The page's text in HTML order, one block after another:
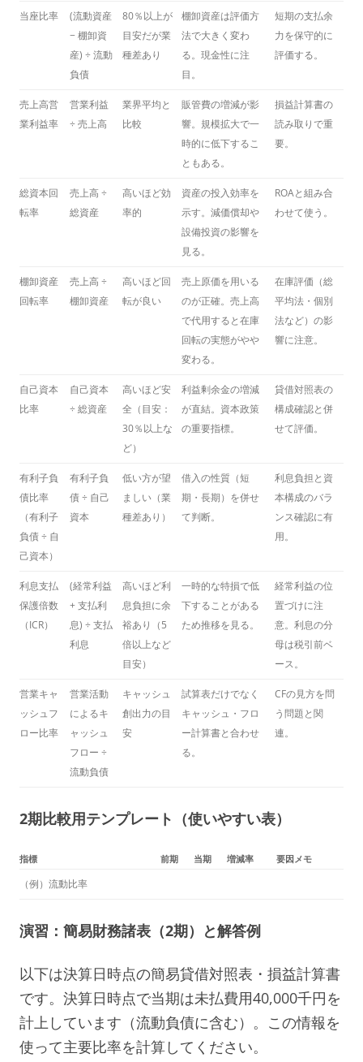
当座比率
(流動資産
− 棚卸資
産) ÷ 流動
負債
80％以上が
目安だが業
種差あり
棚卸資産は評価方
法で大きく変わ
る。現金性に注
目。
短期の支払余
力を保守的に
評価する。
売上高営
業利益率
営業利益
÷ 売上高
業界平均と
比較
販管費の増減が影
響。規模拡大で一
時的に低下するこ
ともある。
損益計算書の
読み取りで重
要。
総資本回
転率
売上高 ÷
総資産
高いほど効
率的
資産の投入効率を
示す。減価償却や
設備投資の影響を
見る。
ROAと組み合
わせて使う。
棚卸資産
回転率
売上高 ÷
棚卸資産
高いほど回
転が良い
売上原価を用いる
のが正確。売上高
で代用すると在庫
回転の実態がやや
変わる。
在庫評価（総
平均法・個別
法など）の影
響に注意。
自己資本
比率
自己資本
÷ 総資産
高いほど安
全（目安：
30％以上な
ど）
利益剰余金の増減
が直結。資本政策
の重要指標。
貸借対照表の
構成確認と併
せて評価。
有利子負
債比率
（有利子
負債 ÷ 自
己資本）
有利子負
債 ÷ 自己
資本
低い方が望
ましい（業
種差あり）
借入の性質（短
期・長期）を併せ
て判断。
利息負担と資
本構成のバラ
ンス確認に有
用。
利息支払
保護倍数
（ICR）
(経常利益
+ 支払利
息) ÷ 支払
利息
高いほど利
息負担に余
裕あり（5
倍以上など
目安）
一時的な特損で低
下することがある
ため推移を見る。
経常利益の位
置づけに注
意。利息の分
母は税引前ベ
ース。
営業キャ
ッシュフ
ロー比率
営業活動
によるキ
ャッシュ
フロー ÷
流動負債
キャッシュ
創出力の目
安
試算表だけでなく
キャッシュ・フロ
ー計算書と合わせ
る。
CFの見方を問
う問題と関
連。
2期比較用テンプレート（使いやすい表）
指標 前期 当期 増減率 要因メモ
（例）流動比率
演習：簡易財務諸表（2期）と解答例
以下は決算日時点の簡易貸借対照表・損益計算書
です。決算日時点で当期は未払費用40,000千円を
計上しています（流動負債に含む）。この情報を
使って主要比率を計算してください。